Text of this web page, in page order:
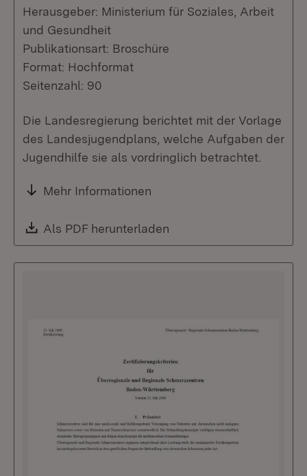
Herausgeber: Ministerium für Soziales, Arbeit
und Gesundheit
Publikationsart: Broschüre
Format: Hochformat
Seitenzahl: 90
Die Landesregierung berichtet mit der Vorlage
des Landesjugendplans, welche Aufgaben der
Jugendhilfe sie als vordringlich betrachtet.
Mehr Informationen
Download:
Als PDF herunterladen